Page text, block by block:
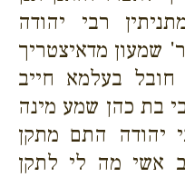
רבי יהודה
שמעון מדאיצטריך
בעלמא חייב
בת כהן שמע מינה
יהודה התם מתקן
אשי מה לי לתקן